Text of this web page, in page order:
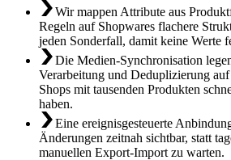
Wir mappen Attribute aus
Regeln auf Shopwares flachere
jeden Sonderfall, damit keine Werte
Die Medien-Synchronisation
Verarbeitung und Deduplizierung
Shops mit tausenden Produkten
haben.
Eine ereignisgesteuerte
Änderungen zeitnah sichtbar, statt
manuellen Export-Import zu warten.